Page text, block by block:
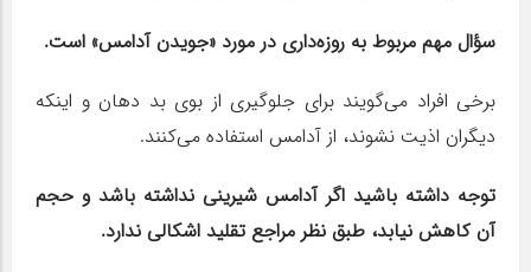
سؤال مهم مربوط به روزه‌داری در مورد «جویدن آدامس» است.
برخی افراد می‌گویند برای جلوگیری از بوی بد دهان و اینکه
دیگران اذیت نشوند، از آدامس استفاده می‌کنند.
توجه داشته باشید اگر آدامس شیرینی نداشته باشد و حجم
آن کاهش نیابد، طبق نظر مراجع تقلید اشکالی ندارد.